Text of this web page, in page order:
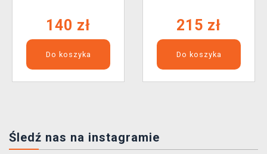
140 zł
Do koszyka
215 zł
Do koszyka
Śledź nas na instagramie